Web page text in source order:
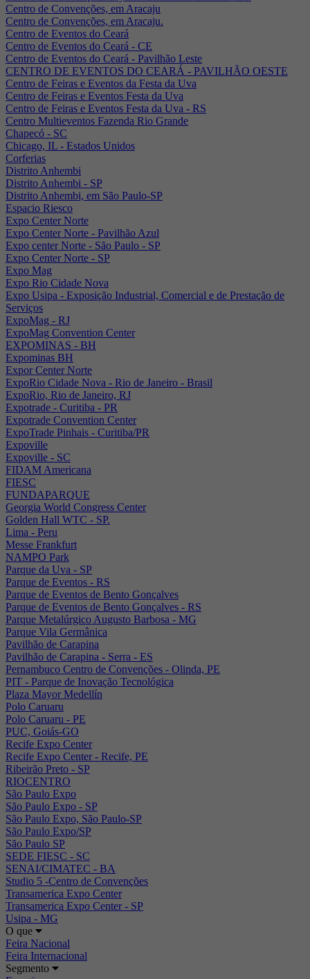
Centro de Convenções, em Aracaju
Centro de Convenções, em Aracaju.
Centro de Eventos do Ceará
Centro de Eventos do Ceará - CE
Centro de Eventos do Ceará - Pavilhão Leste
CENTRO DE EVENTOS DO CEARÁ - PAVILHÃO OESTE
Centro de Feiras e Eventos da Festa da Uva
Centro de Feiras e Eventos Festa da Uva
Centro de Feiras e Eventos Festa da Uva - RS
Centro Multieventos Fazenda Rio Grande
Chapecó - SC
Chicago, IL - Estados Unidos
Corferias
Distrito Anhembi
Distrito Anhembi - SP
Distrito Anhembi, em São Paulo-SP
Espacio Riesco
Expo Center Norte
Expo Center Norte - Pavilhão Azul
Expo center Norte - São Paulo - SP
Expo Center Norte - SP
Expo Mag
Expo Rio Cidade Nova
Expo Usipa - Exposição Industrial, Comercial e de Prestação de
Serviços
ExpoMag - RJ
ExpoMag Convention Center
EXPOMINAS - BH
Expominas BH
Expor Center Norte
ExpoRio Cidade Nova - Rio de Janeiro - Brasil
ExpoRio, Rio de Janeiro, RJ
Expotrade - Curitiba - PR
Expotrade Convention Center
ExpoTrade Pinhais - Curitiba/PR
Expoville
Expoville - SC
FIDAM Americana
FIESC
FUNDAPARQUE
Georgia World Congress Center
Golden Hall WTC - SP.
Lima - Peru
Messe Frankfurt
NAMPO Park
Parque da Uva - SP
Parque de Eventos - RS
Parque de Eventos de Bento Gonçalves
Parque de Eventos de Bento Gonçalves - RS
Parque Metalúrgico Augusto Barbosa - MG
Parque Vila Germânica
Pavilhão de Carapina
Pavilhão de Carapina - Serra - ES
Pernambuco Centro de Convenções - Olinda, PE
PIT - Parque de Inovação Tecnológica
Plaza Mayor Medellín
Polo Caruaru
Polo Caruaru - PE
PUC, Goiás-GO
Recife Expo Center
Recife Expo Center - Recife, PE
Ribeirão Preto - SP
RIOCENTRO
São Paulo Expo
São Paulo Expo - SP
São Paulo Expo, São Paulo-SP
São Paulo Expo/SP
São Paulo SP
SEDE FIESC - SC
SENAI/CIMATEC - BA
Studio 5 -Centro de Convenções
Transamerica Expo Center
Transamerica Expo Center - SP
Usipa - MG
O que
Feira Nacional
Feira Internacional
Segmento